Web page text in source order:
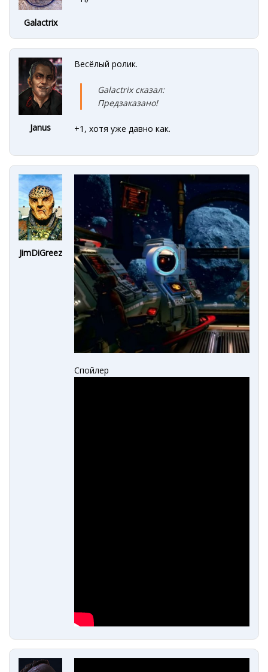
Galactrix
Janus
Весёлый ролик.
Galactrix сказал:
Предзаказано!
+1, хотя уже давно как.
JimDiGreez
Спойлер